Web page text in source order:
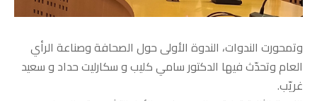
وتمحورت الندوات، الندوة الأولى حول الصحافة وصناعة الرأي
العام وتحدّث فيها الدكتور سامي كليب و سكارليت حداد و سعيد
غريّب.